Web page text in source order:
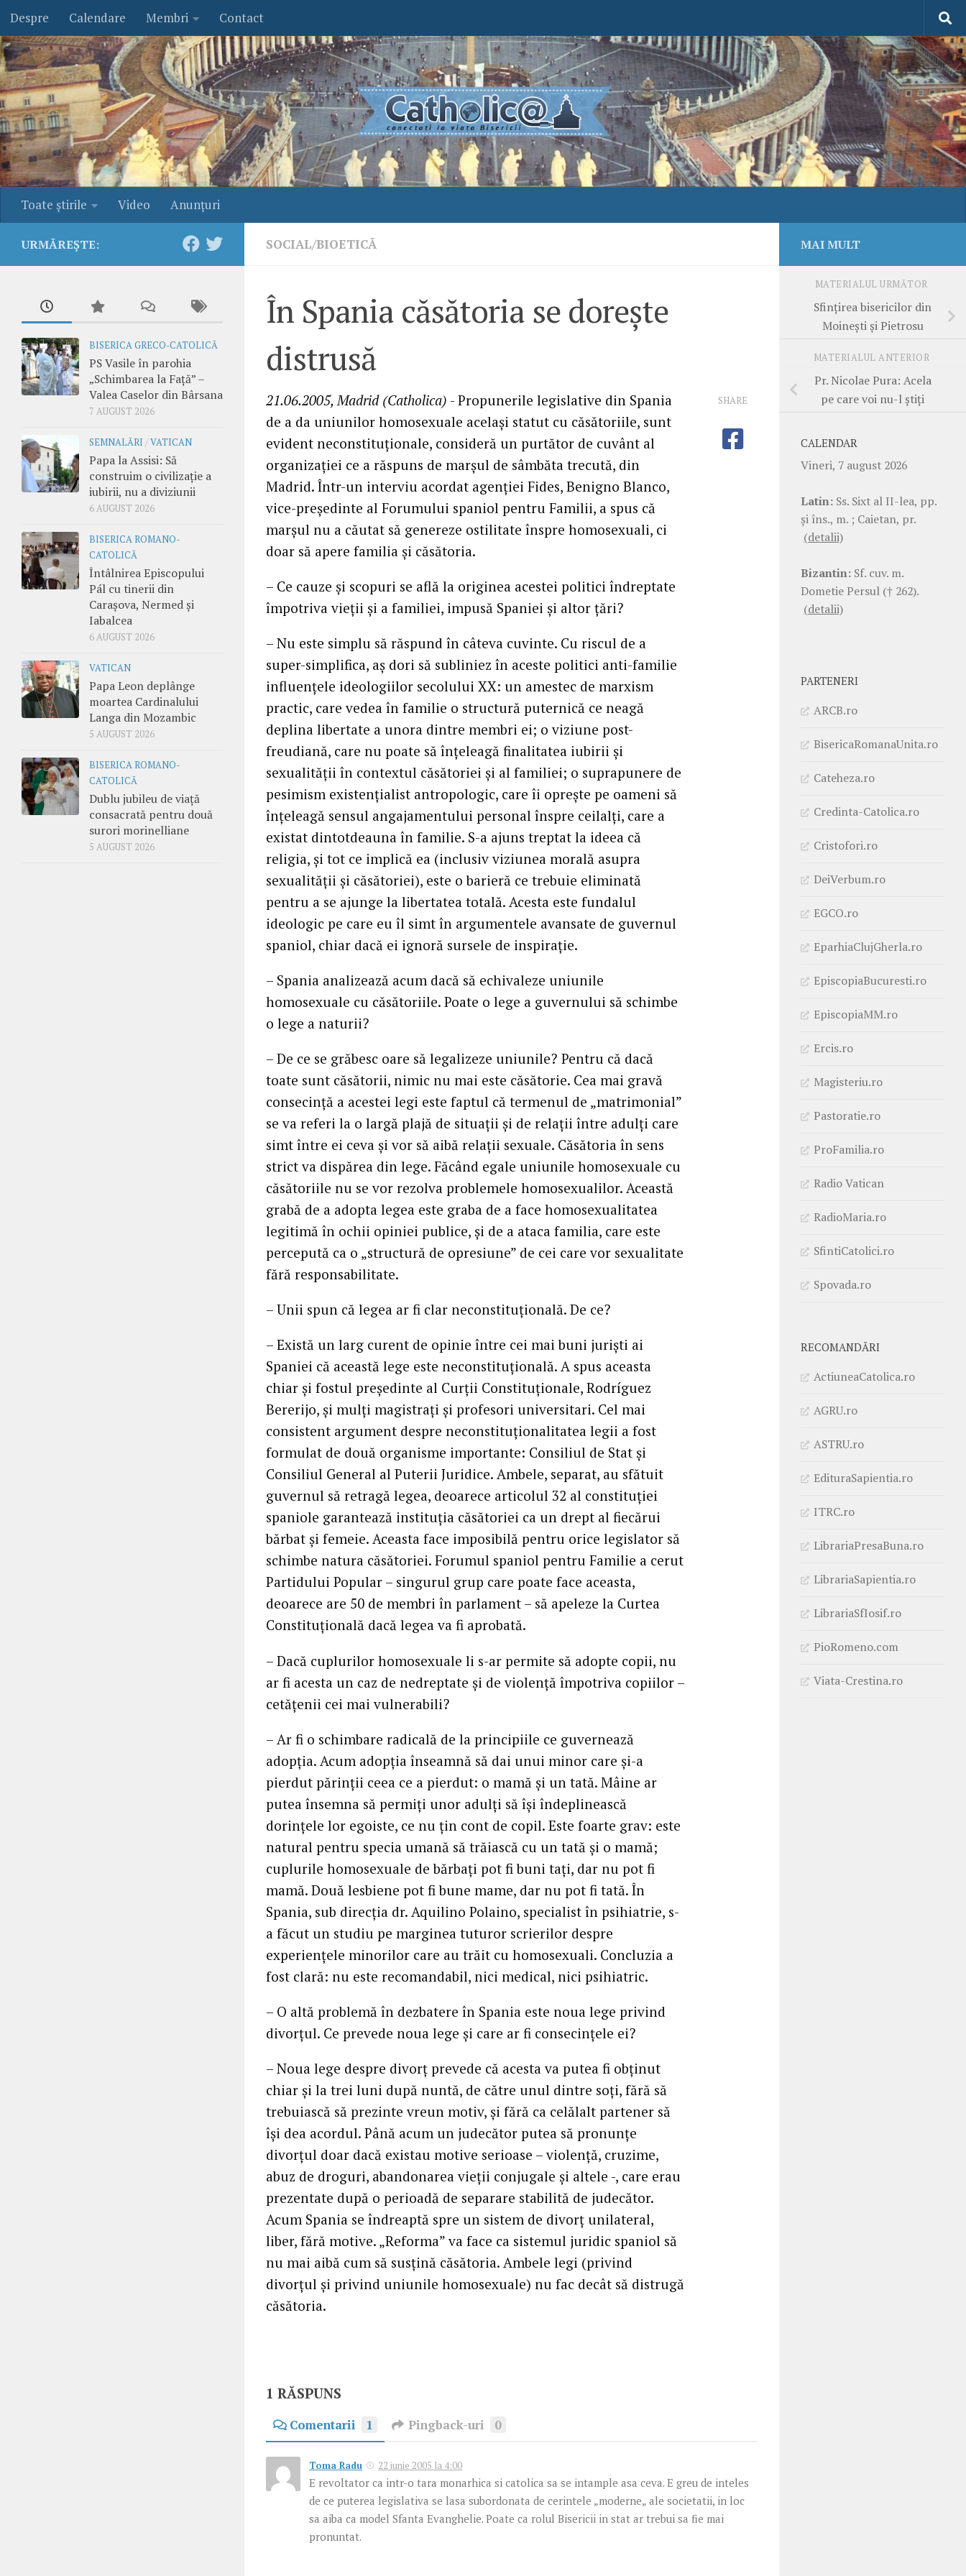
Skip to content
Despre Calendare Membri Contact
Toate ştirile Video Anunţuri
SOCIAL/BIOETICĂ
În Spania căsătoria se doreşte
distrusă
21.06.2005, Madrid (Catholica) - Propunerile legislative din Spania
de a da uniunilor homosexuale acelaşi statut cu căsătoriile, sunt
evident neconstituţionale, consideră un purtător de cuvânt al
organizaţiei ce a răspuns de marşul de sâmbăta trecută, din
Madrid. Într-un interviu acordat agenţiei Fides, Benigno Blanco,
vice-preşedinte al Forumului spaniol pentru Familii, a spus că
marşul nu a căutat să genereze ostilitate înspre homosexuali, ci
doar să apere familia şi căsătoria.
– Ce cauze şi scopuri se află la originea acestei politici îndreptate
împotriva vieţii şi a familiei, impusă Spaniei şi altor ţări?
– Nu este simplu să răspund în câteva cuvinte. Cu riscul de a
super-simplifica, aş dori să subliniez în aceste politici anti-familie
influenţele ideologiilor secolului XX: un amestec de marxism
practic, care vedea în familie o structură puternică ce neagă
deplina libertate a unora dintre membri ei; o viziune post-
freudiană, care nu poate să înţeleagă finalitatea iubirii şi
sexualităţii în contextul căsătoriei şi al familiei; o suprapunere de
pesimism existenţialist antropologic, care îi opreşte pe oameni să
înţeleagă sensul angajamentului personal înspre ceilalţi, care a
existat dintotdeauna în familie. S-a ajuns treptat la ideea că
religia, şi tot ce implică ea (inclusiv viziunea morală asupra
sexualităţii şi căsătoriei), este o barieră ce trebuie eliminată
pentru a se ajunge la libertatea totală. Acesta este fundalul
ideologic pe care eu îl simt în argumentele avansate de guvernul
spaniol, chiar dacă ei ignoră sursele de inspiraţie.
– Spania analizează acum dacă să echivaleze uniunile
homosexuale cu căsătoriile. Poate o lege a guvernului să schimbe
o lege a naturii?
– De ce se grăbesc oare să legalizeze uniunile? Pentru că dacă
toate sunt căsătorii, nimic nu mai este căsătorie. Cea mai gravă
consecinţă a acestei legi este faptul că termenul de „matrimonial”
se va referi la o largă plajă de situaţii şi de relaţii între adulţi care
simt între ei ceva şi vor să aibă relaţii sexuale. Căsătoria în sens
strict va dispărea din lege. Făcând egale uniunile homosexuale cu
căsătoriile nu se vor rezolva problemele homosexualilor. Această
grabă de a adopta legea este graba de a face homosexualitatea
legitimă în ochii opiniei publice, şi de a ataca familia, care este
percepută ca o „structură de opresiune” de cei care vor sexualitate
fără responsabilitate.
– Unii spun că legea ar fi clar neconstituţională. De ce?
– Există un larg curent de opinie între cei mai buni jurişti ai
Spaniei că această lege este neconstituţională. A spus aceasta
chiar şi fostul preşedinte al Curţii Constituţionale, Rodríguez
Bererijo, şi mulţi magistraţi şi profesori universitari. Cel mai
consistent argument despre neconstituţionalitatea legii a fost
formulat de două organisme importante: Consiliul de Stat şi
Consiliul General al Puterii Juridice. Ambele, separat, au sfătuit
guvernul să retragă legea, deoarece articolul 32 al constituţiei
spaniole garantează instituţia căsătoriei ca un drept al fiecărui
bărbat şi femeie. Aceasta face imposibilă pentru orice legislator să
schimbe natura căsătoriei. Forumul spaniol pentru Familie a cerut
Partidului Popular – singurul grup care poate face aceasta,
deoarece are 50 de membri în parlament – să apeleze la Curtea
Constituţională dacă legea va fi aprobată.
– Dacă cuplurilor homosexuale li s-ar permite să adopte copii, nu
ar fi acesta un caz de nedreptate şi de violenţă împotriva copiilor –
cetăţenii cei mai vulnerabili?
– Ar fi o schimbare radicală de la principiile ce guvernează
adopţia. Acum adopţia înseamnă să dai unui minor care şi-a
pierdut părinţii ceea ce a pierdut: o mamă şi un tată. Mâine ar
putea însemna să permiţi unor adulţi să îşi îndeplinească
dorinţele lor egoiste, ce nu ţin cont de copil. Este foarte grav: este
natural pentru specia umană să trăiască cu un tată şi o mamă;
cuplurile homosexuale de bărbaţi pot fi buni taţi, dar nu pot fi
mamă. Două lesbiene pot fi bune mame, dar nu pot fi tată. În
Spania, sub direcţia dr. Aquilino Polaino, specialist în psihiatrie, s-
a făcut un studiu pe marginea tuturor scrierilor despre
experienţele minorilor care au trăit cu homosexuali. Concluzia a
fost clară: nu este recomandabil, nici medical, nici psihiatric.
– O altă problemă în dezbatere în Spania este noua lege privind
divorţul. Ce prevede noua lege şi care ar fi consecinţele ei?
– Noua lege despre divorţ prevede că acesta va putea fi obţinut
chiar şi la trei luni după nuntă, de către unul dintre soţi, fără să
trebuiască să prezinte vreun motiv, şi fără ca celălalt partener să
îşi dea acordul. Până acum un judecător putea să pronunţe
divorţul doar dacă existau motive serioase – violenţă, cruzime,
abuz de droguri, abandonarea vieţii conjugale şi altele -, care erau
prezentate după o perioadă de separare stabilită de judecător.
Acum Spania se îndreaptă spre un sistem de divorţ unilateral,
liber, fără motive. „Reforma” va face ca sistemul juridic spaniol să
nu mai aibă cum să susţină căsătoria. Ambele legi (privind
divorţul şi privind uniunile homosexuale) nu fac decât să distrugă
căsătoria.
SHARE
1 RĂSPUNS
Comentarii 1 Pingback-uri 0
Toma Radu 22 iunie 2005 la 4:00
E revoltator ca intr-o tara monarhica si catolica sa se intample asa ceva. E greu de inteles
de ce puterea legislativa se lasa subordonata de cerintele „moderne„ ale societatii, in loc
sa aiba ca model Sfanta Evanghelie. Poate ca rolul Bisericii in stat ar trebui sa fie mai
pronuntat.
URMĂREȘTE:
BISERICA GRECO-CATOLICĂ
PS Vasile în parohia
„Schimbarea la Față” –
Valea Caselor din Bârsana
7 AUGUST 2026
SEMNALĂRI /VATICAN
Papa la Assisi: Să
construim o civilizație a
iubirii, nu a diviziunii
6 AUGUST 2026
BISERICA ROMANO-
CATOLICĂ
Întâlnirea Episcopului
Pál cu tinerii din
Carașova, Nermed și
Iabalcea
6 AUGUST 2026
VATICAN
Papa Leon deplânge
moartea Cardinalului
Langa din Mozambic
5 AUGUST 2026
BISERICA ROMANO-
CATOLICĂ
Dublu jubileu de viață
consacrată pentru două
surori morinelliane
5 AUGUST 2026
MAI MULT
MATERIALUL URMĂTOR
Sfinţirea bisericilor din
Moineşti şi Pietrosu
MATERIALUL ANTERIOR
Pr. Nicolae Pura: Acela
pe care voi nu-l ştiţi
CALENDAR
Vineri, 7 august 2026
Latin: Ss. Sixt al II-lea, pp.
şi îns., m. ; Caietan, pr.
(detalii)
Bizantin: Sf. cuv. m.
Dometie Persul († 262).
(detalii)
PARTENERI
ARCB.ro
BisericaRomanaUnita.ro
Cateheza.ro
Credinta-Catolica.ro
Cristofori.ro
DeiVerbum.ro
EGCO.ro
EparhiaClujGherla.ro
EpiscopiaBucuresti.ro
EpiscopiaMM.ro
Ercis.ro
Magisteriu.ro
Pastoratie.ro
ProFamilia.ro
Radio Vatican
RadioMaria.ro
SfintiCatolici.ro
Spovada.ro
RECOMANDĂRI
ActiuneaCatolica.ro
AGRU.ro
ASTRU.ro
EdituraSapientia.ro
ITRC.ro
LibrariaPresaBuna.ro
LibrariaSapientia.ro
LibrariaSfIosif.ro
PioRomeno.com
Viata-Crestina.ro